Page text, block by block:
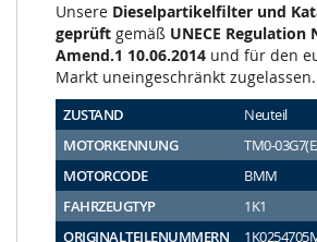
Unsere Dieselpartikelfilter und
geprüft gemäß UNECE Regulation
Amend.1 10.06.2014 und für den
Markt uneingeschränkt zugelassen.
ZUSTAND
Neuteil
MOTORKENNUNG
TM0-
MOTORCODE
BMM
FAHRZEUGTYP
1K1
ORIGINALTEILENUMMERN